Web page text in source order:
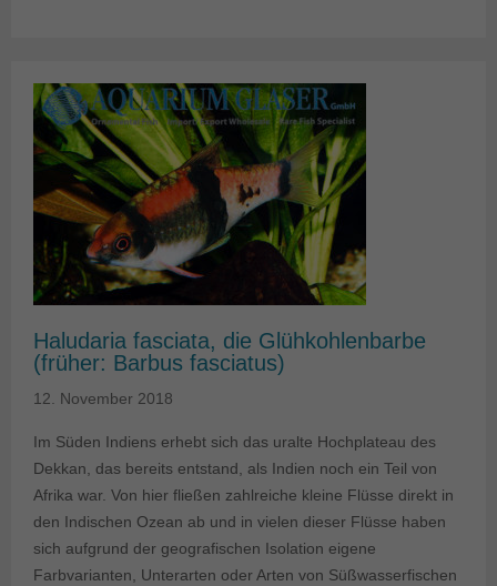
Haludaria fasciata, die Glühkohlenbarbe
(früher: Barbus fasciatus)
12. November 2018
Im Süden Indiens erhebt sich das uralte Hochplateau des
Dekkan, das bereits entstand, als Indien noch ein Teil von
Afrika war. Von hier fließen zahlreiche kleine Flüsse direkt in
den Indischen Ozean ab und in vielen dieser Flüsse haben
sich aufgrund der geografischen Isolation eigene
Farbvarianten, Unterarten oder Arten von Süßwasserfischen